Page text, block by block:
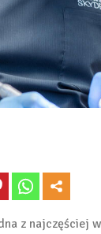
z najczęściej